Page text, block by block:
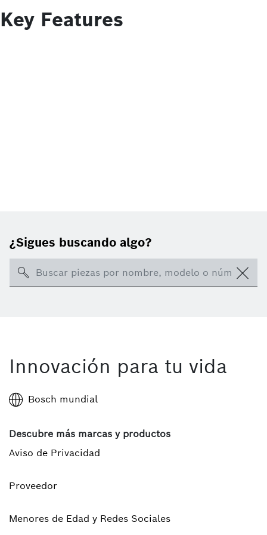
Key Features
¿Sigues buscando algo?
Search
Innovación para tu vida
Bosch mundial
Descubre más marcas y productos
Aviso de Privacidad
Proveedor
Menores de Edad y Redes Sociales